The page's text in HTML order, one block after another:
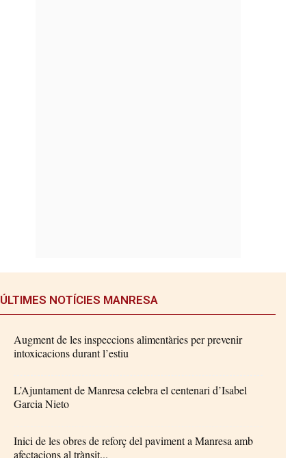
ÚLTIMES NOTÍCIES MANRESA
Augment de les inspeccions alimentàries per prevenir
intoxicacions durant l’estiu
L’Ajuntament de Manresa celebra el centenari d’Isabel
Garcia Nieto
Inici de les obres de reforç del paviment a Manresa amb
afectacions al trànsit...